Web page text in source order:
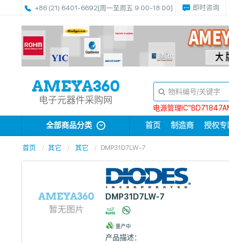
+86 (21) 6401-6692[周一至周五 9:00-18:00] 即时咨询
电子元器件采购网
电源管理
全部商品分类 首页 制造商 授权专
首页 其它 其它 DMP31D7LW-7
DMP31D7LW-7
量产中
产品描述：